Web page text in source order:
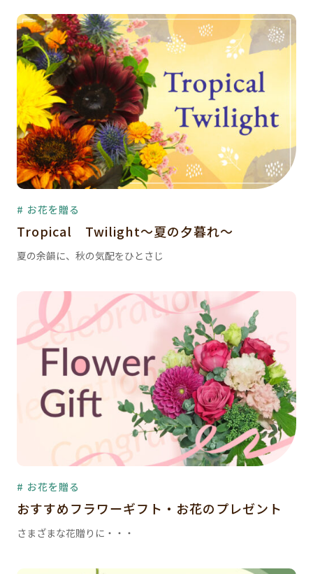
# お花を贈る
Tropical Twilight～夏の夕暮れ～
夏の余韻に、秋の気配をひとさじ
# お花を贈る
おすすめフラワーギフト・お花のプレゼント
さまざまな花贈りに・・・